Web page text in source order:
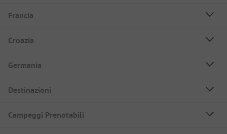
Francia
Croazia
Germania
Destinazioni
Campeggi Prenotabili